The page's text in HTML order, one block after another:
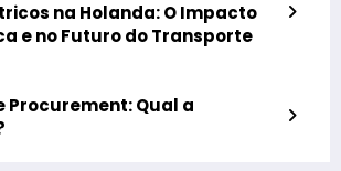
na Holanda: O Impacto
e no Futuro do Transporte
Procurement: Qual a